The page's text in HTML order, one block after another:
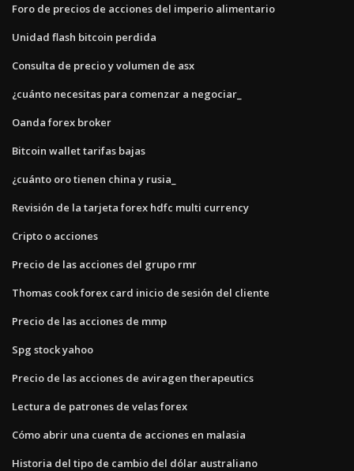
Foro de precios de acciones del imperio alimentario
Unidad flash bitcoin perdida
Consulta de precio y volumen de asx
¿cuánto necesitas para comenzar a negociar_
Oanda forex broker
Bitcoin wallet tarifas bajas
¿cuánto oro tienen china y rusia_
Revisión de la tarjeta forex hdfc multi currency
Cripto o acciones
Precio de las acciones del grupo rmr
Thomas cook forex card inicio de sesión del cliente
Precio de las acciones de mmp
Spg stock yahoo
Precio de las acciones de aviragen therapeutics
Lectura de patrones de velas forex
Cómo abrir una cuenta de acciones en malasia
Historia del tipo de cambio del dólar australiano